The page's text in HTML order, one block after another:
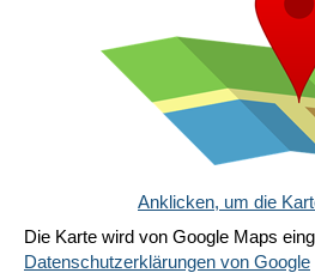
Anklicken, um die
Die Karte wird von Google Maps
Datenschutzerklärungen von Google